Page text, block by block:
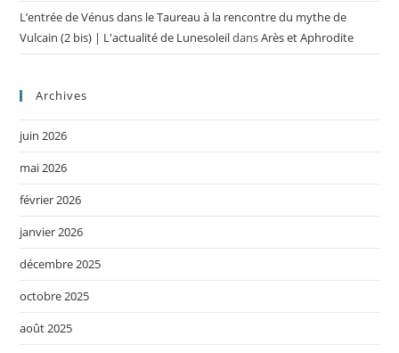
L’entrée de Vénus dans le Taureau à la rencontre du mythe de
Vulcain (2 bis) | L'actualité de LunesoleildansArès et Aphrodite
Archives
juin 2026
mai 2026
février 2026
janvier 2026
décembre 2025
octobre 2025
août 2025